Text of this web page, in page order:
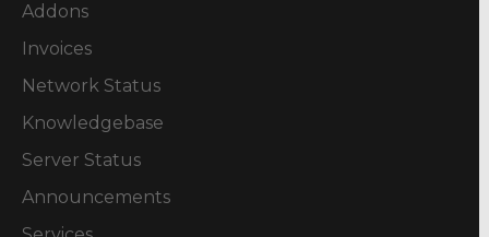
Addons
Invoices
Network Status
Knowledgebase
Server Status
Announcements